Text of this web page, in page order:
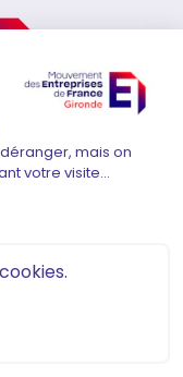
gironde.fr